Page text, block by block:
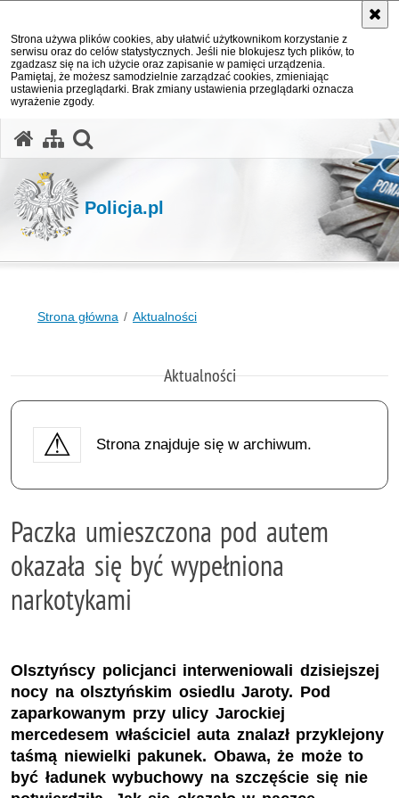
Strona używa plików cookies, aby ułatwić użytkownikom korzystanie z
serwisu oraz do celów statystycznych. Jeśli nie blokujesz tych plików, to
zgadzasz się na ich użycie oraz zapisanie w pamięci urządzenia.
Pamiętaj, że możesz samodzielnie zarządzać cookies, zmieniając
ustawienia przeglądarki. Brak zmiany ustawienia przeglądarki oznacza
wyrażenie zgody.
Policja.pl
Strona główna Aktualności
Aktualności
Strona znajduje się w archiwum.
Paczka umieszczona pod autem
okazała się być wypełniona
narkotykami
Olsztyńscy policjanci interweniowali dzisiejszej
nocy na olsztyńskim osiedlu Jaroty. Pod
zaparkowanym przy ulicy Jarockiej
mercedesem właściciel auta znalazł przyklejony
taśmą niewielki pakunek. Obawa, że może to
być ładunek wybuchowy na szczęście się nie